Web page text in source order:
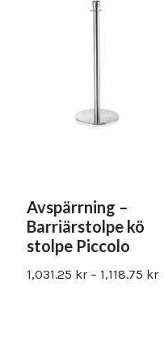
Avspärrning –
Barriärstolpe kö
stolpe Piccolo
1,031.25 kr – 1,118.75 kr